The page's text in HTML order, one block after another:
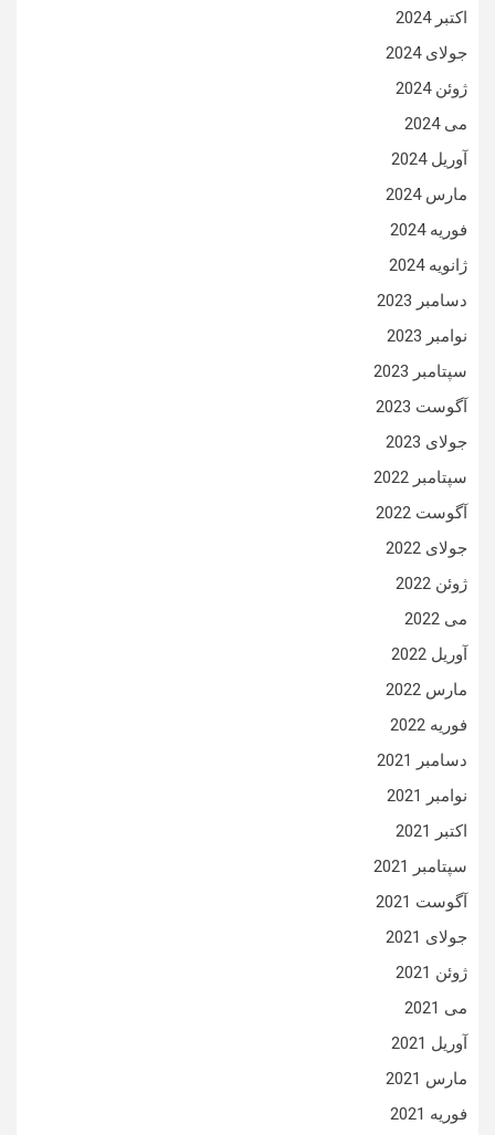
اکتبر 2024
جولای 2024
ژوئن 2024
می 2024
آوریل 2024
مارس 2024
فوریه 2024
ژانویه 2024
دسامبر 2023
نوامبر 2023
سپتامبر 2023
آگوست 2023
جولای 2023
سپتامبر 2022
آگوست 2022
جولای 2022
ژوئن 2022
می 2022
آوریل 2022
مارس 2022
فوریه 2022
دسامبر 2021
نوامبر 2021
اکتبر 2021
سپتامبر 2021
آگوست 2021
جولای 2021
ژوئن 2021
می 2021
آوریل 2021
مارس 2021
فوریه 2021